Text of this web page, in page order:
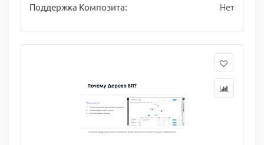
Поддержка Композита: Нет